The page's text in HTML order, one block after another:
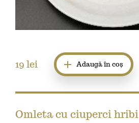
19 lei Adaugă în coș
Omleta cu ciuperci hribi